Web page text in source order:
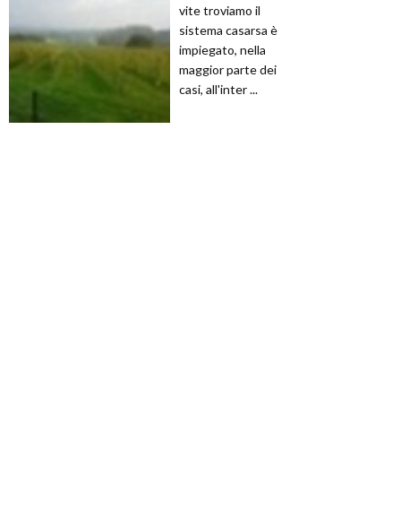
vite troviamo il
sistema casarsa è
impiegato, nella
maggior parte dei
casi, all'inter ...